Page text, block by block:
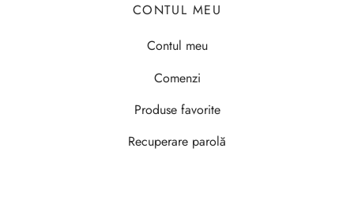
CONTUL MEU
Contul meu
Comenzi
Produse favorite
Recuperare parolă